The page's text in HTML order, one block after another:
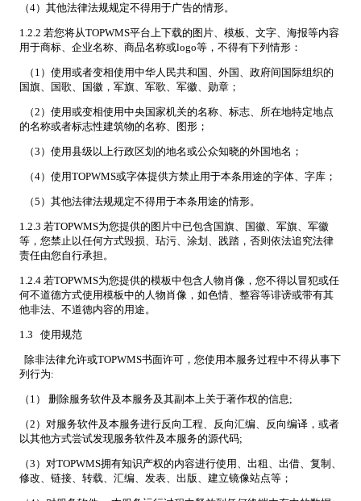
（4）其他法律法规规定不得用于广告的情形。
1.2.2 若您将从TOPWMS平台上下载的图片、模板、文字、海报等内容
用于商标、企业名称、商品名称或logo等，不得有下列情形：
（1）使用或者变相使用中华人民共和国、外国、政府间国际组织的
国旗、国歌、国徽，军旗、军歌、军徽、勋章；
（2）使用或变相使用中央国家机关的名称、标志、所在地特定地点
的名称或者标志性建筑物的名称、图形；
（3）使用县级以上行政区划的地名或公众知晓的外国地名；
（4）使用TOPWMS或字体提供方禁止用于本条用途的字体、字库；
（5）其他法律法规规定不得用于本条用途的情形。
1.2.3 若TOPWMS为您提供的图片中已包含国旗、国徽、军旗、军徽
等，您禁止以任何方式毁损、玷污、涂划、践踏，否则依法追究法律
责任由您自行承担。
1.2.4 若TOPWMS为您提供的模板中包含人物肖像，您不得以冒犯或任
何不道德方式使用模板中的人物肖像，如色情、整容等诽谤或带有其
他非法、不道德内容的用途。
1.3 使用规范
除非法律允许或TOPWMS书面许可，您使用本服务过程中不得从事下
列行为:
（1） 删除服务软件及本服务及其副本上关于著作权的信息;
（2）对服务软件及本服务进行反向工程、反向汇编、反向编译，或者
以其他方式尝试发现服务软件及本服务的源代码;
（3）对TOPWMS拥有知识产权的内容进行使用、出租、出借、复制、
修改、链接、转载、汇编、发表、出版、建立镜像站点等；